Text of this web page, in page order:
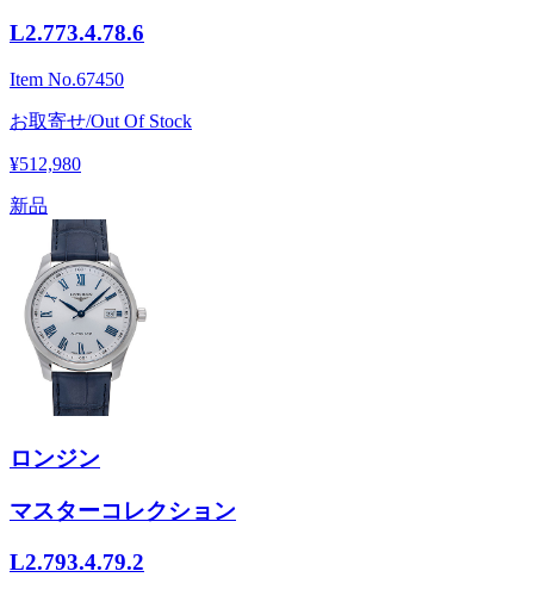
L2.773.4.78.6
Item No.67450
お取寄せ/Out Of Stock
¥512,980
新品
ロンジン
マスターコレクション
L2.793.4.79.2